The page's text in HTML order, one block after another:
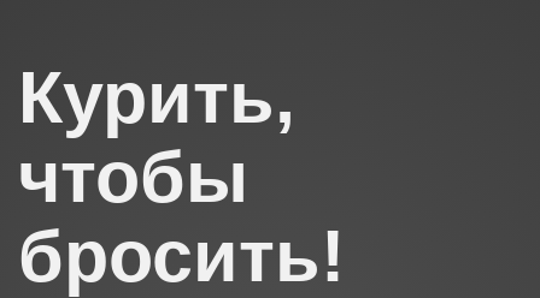
Курить,
чтобы
бросить!